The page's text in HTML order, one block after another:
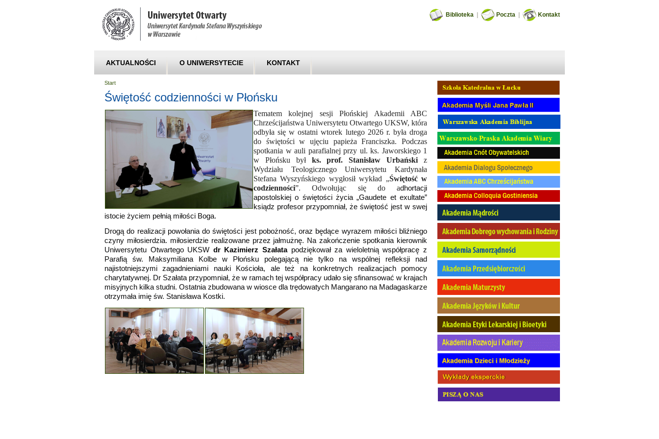
Biblioteka Poczta Kontakt
AKTUALNOŚCI O UNIWERSYTECIE KONTAKT
Start
Świętość codzienności w Płońsku
Tematem kolejnej sesji Płońskiej Akademii ABC
Chrześcijaństwa Uniwersytetu Otwartego UKSW, która
odbyła się w ostatni wtorek lutego 2026 r. była droga
do świętości w ujęciu papieża Franciszka. Podczas
spotkania w auli parafialnej przy ul. ks. Jaworskiego 1
w Płońsku był ks. prof. Stanisław Urbańskiz
Wydziału Teologicznego Uniwersytetu Kardynała
Stefana Wyszyńskiego wygłosił wykład „Świętośćw
codzienności”. Odwołując się do adhortacji
apostolskiej o świętości życia „Gaudete et exultate”
ksiądz profesor przypomniał, że świętość jest w swej
istocie życiem pełnią miłości Boga.
Drogą do realizacji powołania do świętości jest pobożność, oraz będące wyrazem miłości bliźniego
czyny miłosierdzia. miłosierdzie realizowane przez jałmużnę. Na zakończenie spotkania kierownik
Uniwersytetu Otwartego UKSW dr Kazimierz Szałatapodziękował za wieloletnią współpracę z
Parafią św. Maksymiliana Kolbe w Płońsku polegającą nie tylko na wspólnej refleksji nad
najistotniejszymi zagadnieniami nauki Kościoła, ale też na konkretnych realizacjach pomocy
charytatywnej. Dr Szałata przypomniał, że w ramach tej współpracy udało się sfinansować w krajach
misyjnych kilka studni. Ostatnia zbudowana w wiosce dla trędowatych Mangarano na Madagaskarze
otrzymała imię św. Stanisława Kostki.